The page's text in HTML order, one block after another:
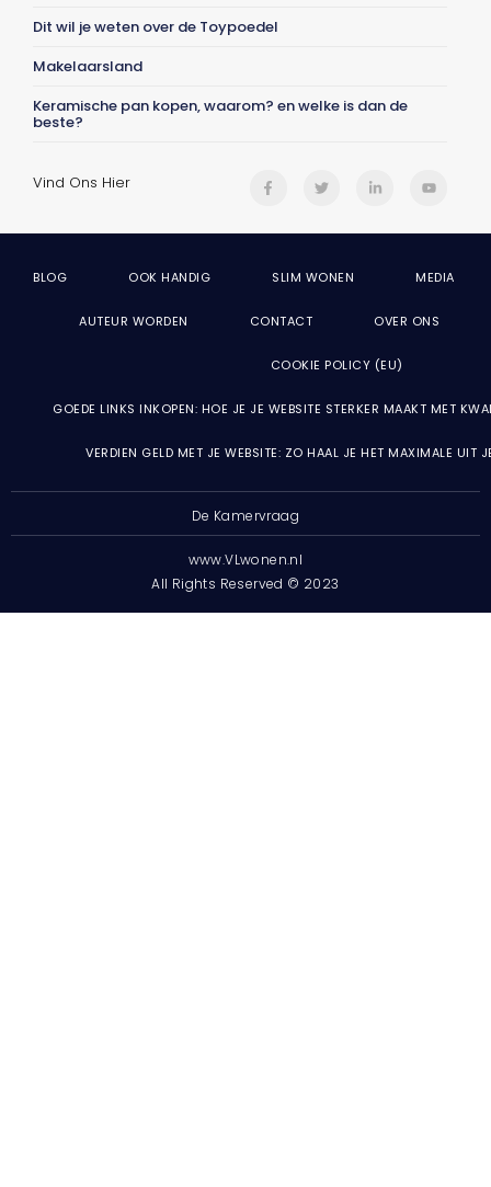
Dit wil je weten over de Toypoedel
Makelaarsland
Keramische pan kopen, waarom? en welke is dan de
beste?
Vind Ons Hier
BLOG OOK HANDIG SLIM WONEN MEDIA
AUTEUR WORDEN CONTACT OVER ONS
COOKIE POLICY (EU)
GOEDE LINKS INKOPEN: HOE JE JE WEBSITE STERKER MAAKT MET
VERDIEN GELD MET JE WEBSITE: ZO HAAL JE HET MAXIMALE UIT
De Kamervraag
www.VLwonen.nl
All Rights Reserved © 2023